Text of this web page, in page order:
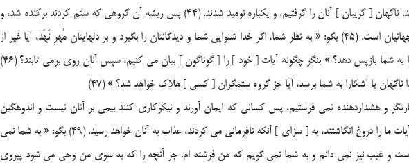
آنچه داده شده بودند شاد گرديدند. ناگهان [ گريبان ] آنان را گرفتيم، و يکباره نوميد شدند. (44) پس ريشه آن گروهي که ستم کردند برکنده شد، و
ستايش براي خداوند، پروردگار جهانيان است. (45) بگو: « به نظر شما، اگر خدا شنوايي شما و ديدگانتان را بگيرد و بر دلهايتان مُهر نَهَد، آيا غير از
خدا کدام معبودي است که آن را به شما بازپس دهد؟ » بنگر چگونه آيات [ خود ] را [ گوناگون ] بيان مي کنيم، سپس آنان روي برمي تابند؟ (46)
يا آشکارا به شما برسد، آيا جز گروه ستمگران [ کسي ] هلاک خواهد شد؟ » (47)
و هشداردهنده نمي فرستيم، پس کساني که ايمان آورند و نيکوکاري کنند بيمي بر آنان نيست و اندوهگين
نخواهند شد. (48) و کساني که آيات ما را دروغ انگاشتند، به [ سزاي ] آنکه نافرماني مي کردند، عذاب به آنان خواهد رسيد. (49) بگو: « به شما نمي
و غيب نيز نمي دانم و به شما نمي گويم که من فرشته ام. جز آنچه را که به سوي من وحي مي شود پيروي